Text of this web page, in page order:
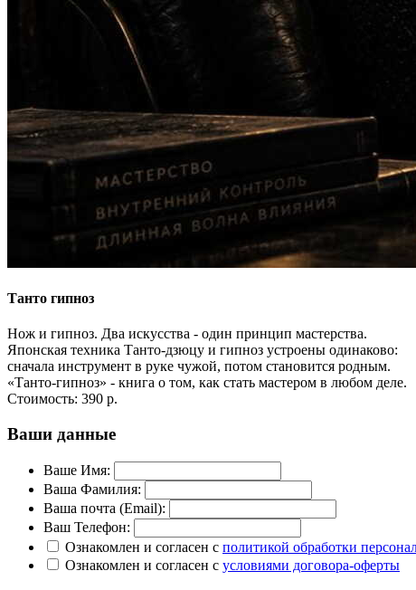
Танто гипноз
Нож и гипноз. Два искусства - один принцип мастерства.
Японская техника Танто-дзюцу и гипноз устроены одинаково:
сначала инструмент в руке чужой, потом становится родным.
«Танто-гипноз» - книга о том, как стать мастером в любом деле.
Стоимость: 390 р.
Ваши данные
Ваше Имя:
Ваша Фамилия:
Ваша почта (Email):
Ваш Телефон:
Ознакомлен и согласен с политикой обработки
Ознакомлен и согласен с условиями договора-оферты